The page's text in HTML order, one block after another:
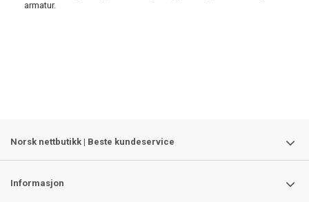
armatur.
Norsk nettbutikk | Beste kundeservice
Informasjon